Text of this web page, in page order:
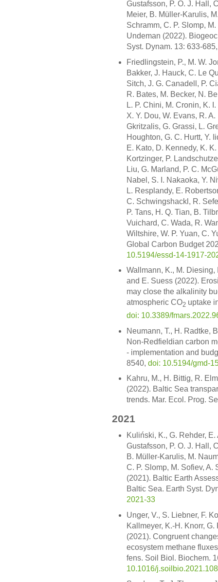
Gustafsson, P. O. J. Hall,
Meier, B. Müller-Karulis,
Schramm, C. P. Slomp,
Undeman (2022).
Syst. Dynam. 13: 633-
Friedlingstein, P., M. W.
Bakker, J. Hauck, C. Le
Sitch, J. G. Canadell, P.
R. Bates, M. Becker, N.
L. P. Chini, M. Cronin, K.
X. Y. Dou, W. Evans, R.
Gkritzalis, G. Grassi, L.
Houghton, G. C. Hurtt, Y.
E. Kato, D. Kennedy, K.
Kortzinger, P.
Liu, G. Marland, P. C.
Nabel, S. I. Nakaoka, Y.
L. Resplandy, E.
C. Schwingshackl, R.
P. Tans, H. Q. Tian, B.
Vuichard, C. Wada, R.
Wiltshire, W. P. Yuan, C.
Global Carbon Budget
10.5194/essd-14-1917-
Wallmann, K., M. Diesing,
and E. Suess (2022).
may close the alkalinity
atmospheric CO2uptake
doi: 10.3389/
Neumann, T., H. Radtke,
Non-Redfieldian carbon
- implementation and
8540, doi: 10.5194/gmd-
Kahru, M., H. Bittig, R.
(2022). Baltic Sea
trends. Mar. Ecol. Prog.
2021
Kuliński, K., G. Rehder,
Gustafsson, P. O. J. Hall,
B. Müller-Karulis, M.
C. P. Slomp, M. Sofiev,
(2021). Baltic Earth
Baltic Sea. Earth Syst.
2021-33
Unger, V., S. Liebner, F.
Kallmeyer, K.-H. Knorr,
(2021). Congruent
ecosystem methane
fens. Soil Biol. Biochem.
10.1016/